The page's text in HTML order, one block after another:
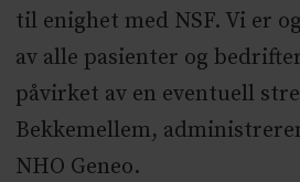
til enighet med NSF. Vi er
av alle pasienter og
påvirket av en eventuell
Bekkemellem,
NHO Geneo.